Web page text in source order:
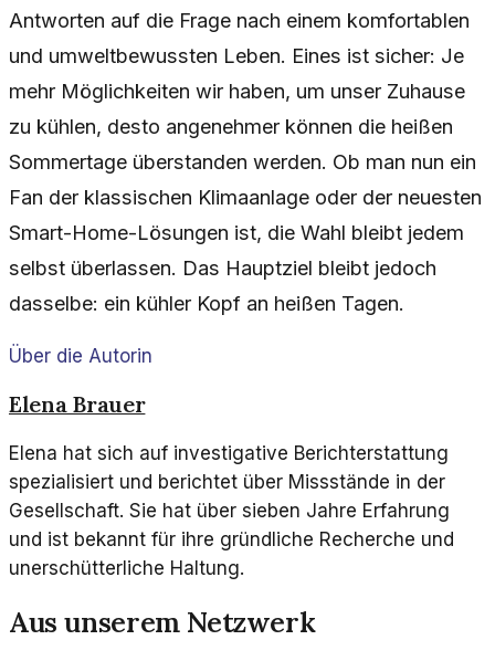
Antworten auf die Frage nach einem komfortablen
und umweltbewussten Leben. Eines ist sicher: Je
mehr Möglichkeiten wir haben, um unser Zuhause
zu kühlen, desto angenehmer können die heißen
Sommertage überstanden werden. Ob man nun ein
Fan der klassischen Klimaanlage oder der neuesten
Smart-Home-Lösungen ist, die Wahl bleibt jedem
selbst überlassen. Das Hauptziel bleibt jedoch
dasselbe: ein kühler Kopf an heißen Tagen.
Über die Autorin
Elena Brauer
Elena hat sich auf investigative Berichterstattung
spezialisiert und berichtet über Missstände in der
Gesellschaft. Sie hat über sieben Jahre Erfahrung
und ist bekannt für ihre gründliche Recherche und
unerschütterliche Haltung.
Aus unserem Netzwerk